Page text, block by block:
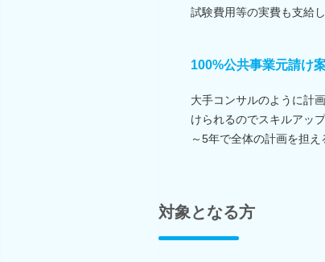
試験費用等の実費も支給し
100%公共事業元請け
大手コンサルのように計
けられるのでスキルアッ
～5年で全体の計画を担
対象となる方